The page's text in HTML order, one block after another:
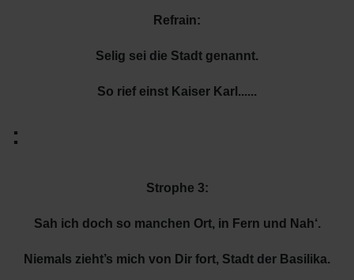
Refrain:
Selig sei die Stadt genannt.
So rief einst Kaiser Karl......
:
Strophe 3:
Sah ich doch so manchen Ort, in Fern und Nah‘.
Niemals zieht’s mich von Dir fort, Stadt der Basilika.